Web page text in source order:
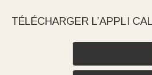
TÉLÉCHARGER L’APPLI